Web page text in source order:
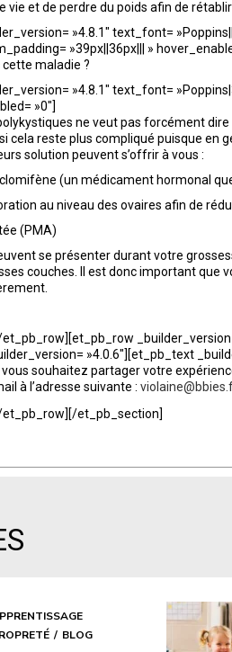
vie et de perdre du poids afin de
»4.8.1″ text_font=
»39px||36px||| »
maladie ?
»4.8.1″ text_font=
»0″]
ne veut pas forcément
cela reste plus compliqué puisque en
solution peuvent s’offrir à vous :
(un médicament hormonal
au niveau des ovaires afin de
(PMA)
se présenter durant votre
couches. Il est donc important que
»4.0.6″][et_pb_text
souhaitez partager votre
à l’adresse suivante :
et_pb_section]
BLOG